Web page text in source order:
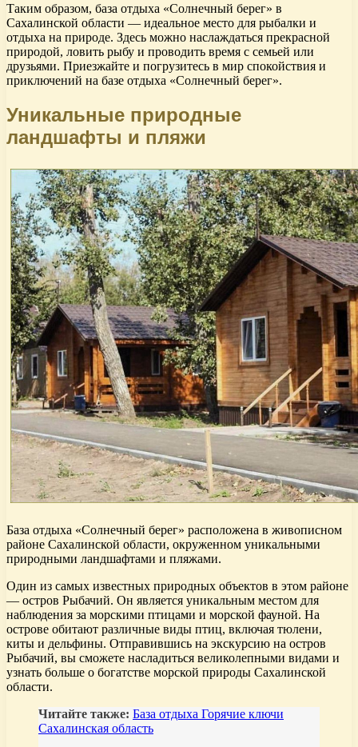
Таким образом, база отдыха «Солнечный берег» в
Сахалинской области — идеальное место для рыбалки и
отдыха на природе. Здесь можно наслаждаться прекрасной
природой, ловить рыбу и проводить время с семьей или
друзьями. Приезжайте и погрузитесь в мир спокойствия и
приключений на базе отдыха «Солнечный берег».
Уникальные природные
ландшафты и пляжи
База отдыха «Солнечный берег» расположена в живописном
районе Сахалинской области, окруженном уникальными
природными ландшафтами и пляжами.
Один из самых известных природных объектов в этом районе
— остров Рыбачий. Он является уникальным местом для
наблюдения за морскими птицами и морской фауной. На
острове обитают различные виды птиц, включая тюлени,
киты и дельфины. Отправившись на экскурсию на остров
Рыбачий, вы сможете насладиться великолепными видами и
узнать больше о богатстве морской природы Сахалинской
области.
Читайте также: База отдыха Горячие ключи
Сахалинская область